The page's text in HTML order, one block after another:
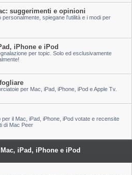
suggerimenti e opinioni
spiegane l'utilità e i modi per
iPhone e iPod
per topic. Solo ed esclusivamente
per Mac, iPad, iPhone, iPod e Apple Tv.
per il Mac, iPad, iPhone, iPod votate e recensite
di Mac Peer
iPad, iPhone e iPod